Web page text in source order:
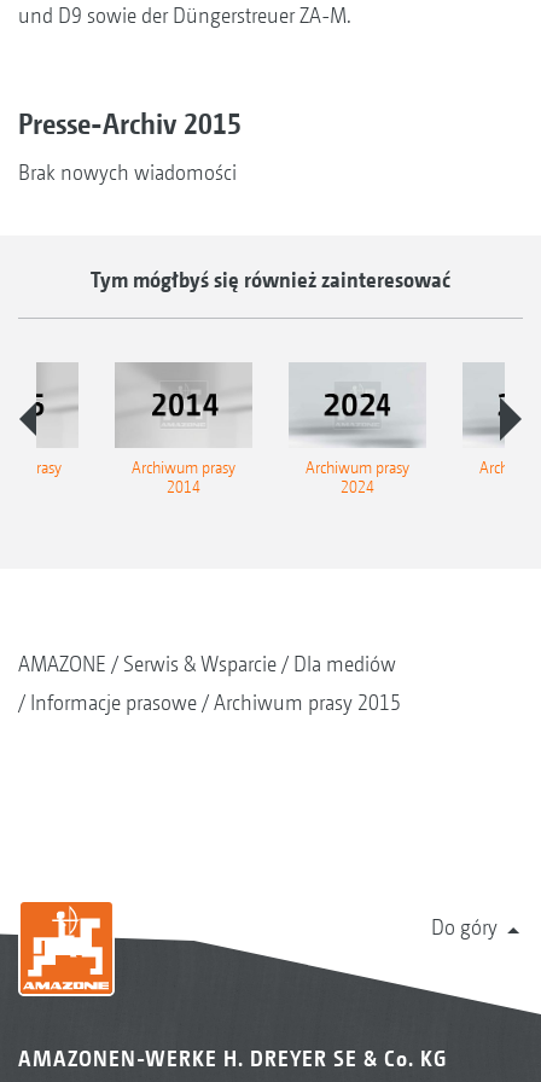
und D9 sowie der Düngerstreuer ZA-M.
Presse-Archiv 2015
Brak nowych wiadomości
Tym mógłbyś się również zainteresować
prasy
Archiwum prasy
2014
Archiwum prasy
2024
AMAZONE Serwis & Wsparcie
Dla mediów
Informacje prasowe
Archiwum prasy 2015
Do góry
AMAZONEN-WERKE H. DREYER SE & Co. KG